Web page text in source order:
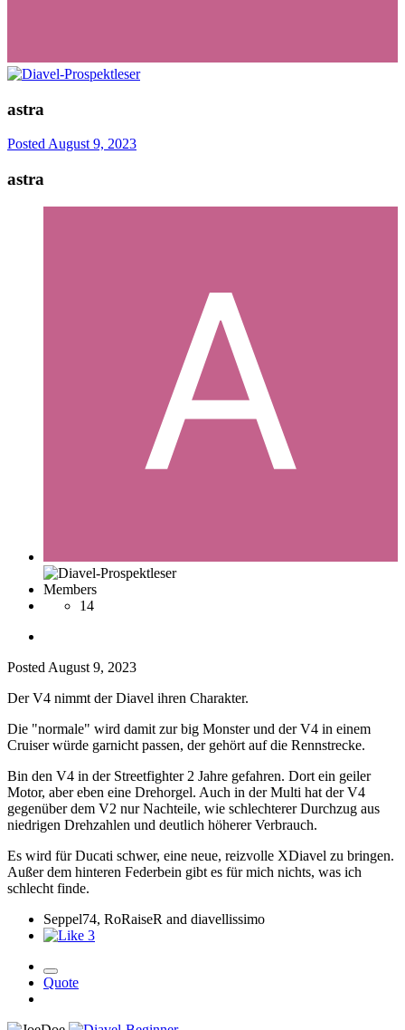
astra
Posted August 9, 2023
astra
Members
14
Posted August 9, 2023
Der V4 nimmt der Diavel ihren Charakter.
Die "normale" wird damit zur big Monster und der V4 in einem
Cruiser würde garnicht passen, der gehört auf die Rennstrecke.
Bin den V4 in der Streetfighter 2 Jahre gefahren. Dort ein geiler
Motor, aber eben eine Drehorgel. Auch in der Multi hat der V4
gegenüber dem V2 nur Nachteile, wie schlechterer Durchzug aus
niedrigen Drehzahlen und deutlich höherer Verbrauch.
Es wird für Ducati schwer, eine neue, reizvolle XDiavel zu bringen.
Außer dem hinteren Federbein gibt es für mich nichts, was ich
schlecht finde.
Seppel74, RoRaiseR and diavellissimo
3
Quote